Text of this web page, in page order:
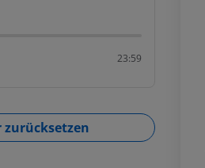
23:59
zurücksetzen